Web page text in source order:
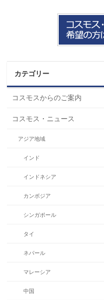
カテゴリー
コスモスからのご案内
コスモス・ニュース
アジア地域
インド
インドネシア
カンボジア
シンガポール
タイ
ネパール
マレーシア
中国